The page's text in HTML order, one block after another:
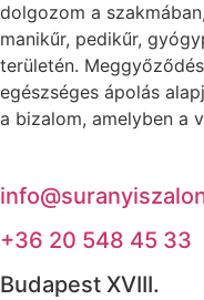
dolgozom a
manikűr, pedikűr,
területén.
egészséges ápolás
a bizalom, amelyben a
+36 20 548 45 33
Budapest XVIII.